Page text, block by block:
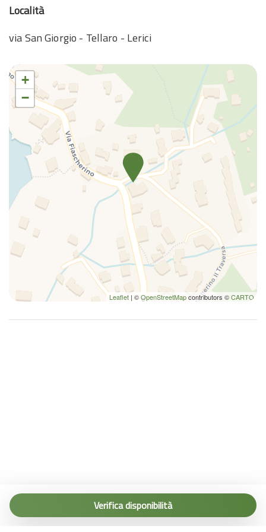
Località
via San Giorgio - Tellaro - Lerici
+
−
Leaflet | ©OpenStreetMapcontributors ©CARTO
Verifica disponibilità
Tel. (+39) 0187 1560067
info@terremarine.it
Scrivici su WhatsApp